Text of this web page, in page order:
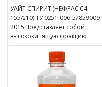
УАЙТ-СПИРИТ (НЕФРАС С4-
155/210) ТУ 0251-006-57859009-
2015 Представляет собой
высококипящую фракцию
бензина, применяется
в лакокрасочной
промышленности,
в производстве олиф и других
отраслях промышленности.